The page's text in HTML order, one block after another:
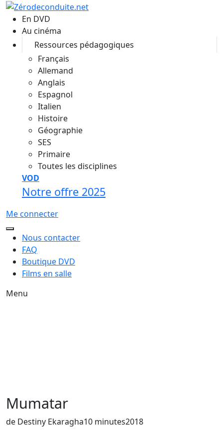
Aller au contenu principal
En DVD
Au cinéma
Ressources pédagogiques
Français
Allemand
Anglais
Espagnol
Italien
Histoire
Géographie
SES
Primaire
Toutes les disciplines
VOD
Notre offre 2025
Me connecter
Nous contacter
FAQ
Boutique DVD
Films en salle
Menu
Mumatar
de Destiny Ekaragha10 minutes2018